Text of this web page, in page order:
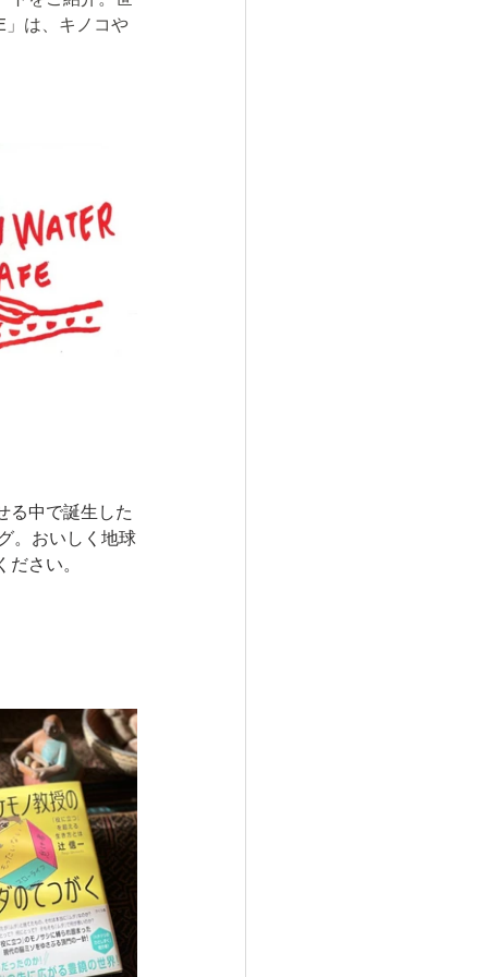
は、キノコや
る中で誕生した
。おいしく地球
さい。